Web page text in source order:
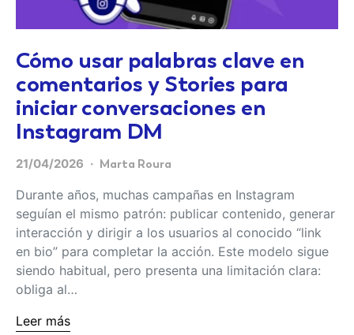
Cómo usar palabras clave en
comentarios y Stories para
iniciar conversaciones en
Instagram DM
21/04/2026 Marta Roura
Durante años, muchas campañas en Instagram
seguían el mismo patrón: publicar contenido, generar
interacción y dirigir a los usuarios al conocido “link
en bio” para completar la acción. Este modelo sigue
siendo habitual, pero presenta una limitación clara:
obliga al…
Leer más